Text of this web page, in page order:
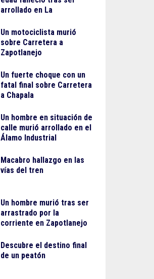
arrollado en La
Un motociclista murió
sobre Carretera a
Zapotlanejo
Un fuerte choque con un
fatal final sobre Carretera
a Chapala
Un hombre en situación de
calle murió arrollado en el
Álamo Industrial
Macabro hallazgo en las
vías del tren
Un hombre murió tras ser
arrastrado por la
corriente en Zapotlanejo
Descubre el destino final
de un peatón